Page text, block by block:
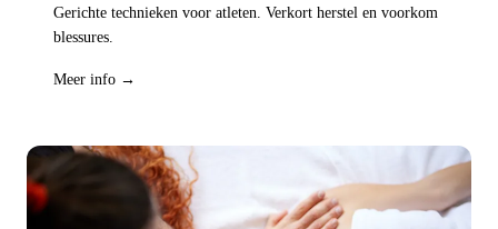
Gerichte technieken voor atleten. Verkort herstel en voorkom
blessures.
Meer info →